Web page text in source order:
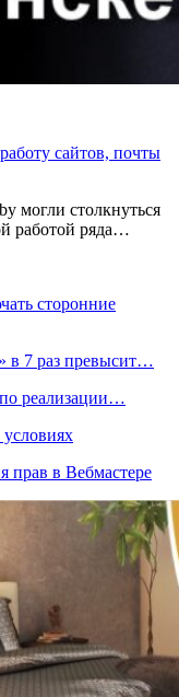
сайтов, почты
могли столкнуться
работой ряда…
сторонние
в 7 раз превысит…
по реализации…
прав в Вебмастере